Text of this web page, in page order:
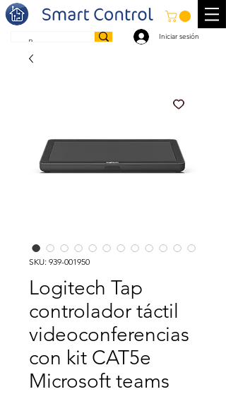
Iniciar sesión
SKU: 939-001950
Logitech Tap
controlador táctil
videoconferencias
con kit CAT5e
Microsoft teams